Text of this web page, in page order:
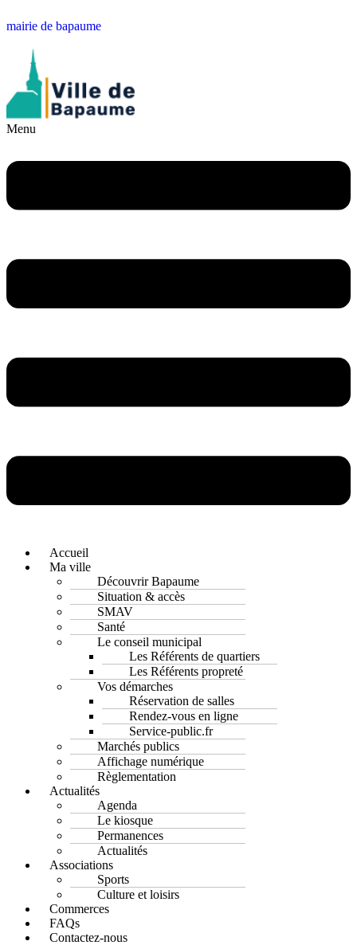
mairie de bapaume
Menu
Accueil
Ma ville
Découvrir Bapaume
Situation & accès
SMAV
Santé
Le conseil municipal
Les Référents de quartiers
Les Référents propreté
Vos démarches
Réservation de salles
Rendez-vous en ligne
Service-public.fr
Marchés publics
Affichage numérique
Règlementation
Actualités
Agenda
Le kiosque
Permanences
Actualités
Associations
Sports
Culture et loisirs
Commerces
FAQs
Contactez-nous